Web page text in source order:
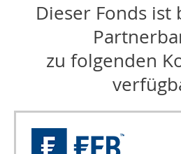
Dieser Fonds ist
zu folgenden